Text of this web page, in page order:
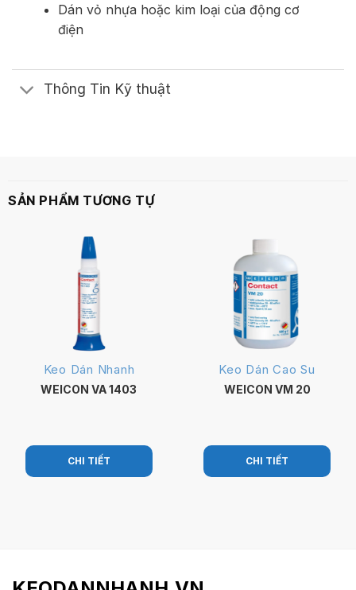
Dán vỏ nhựa hoặc kim loại của động cơ
điện
Thông Tin Kỹ thuật
SẢN PHẨM TƯƠNG TỰ
Keo Dán Nhanh
WEICON VA 1403
CHI TIẾT
Keo Dán Cao Su
WEICON VM 20
CHI TIẾT